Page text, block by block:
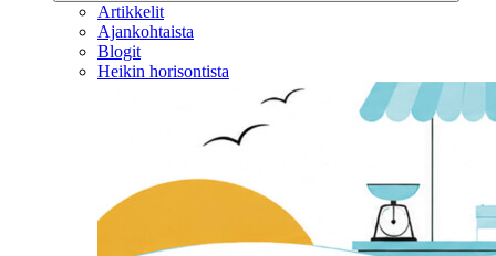
Artikkelit
Ajankohtaista
Blogit
Heikin horisontista